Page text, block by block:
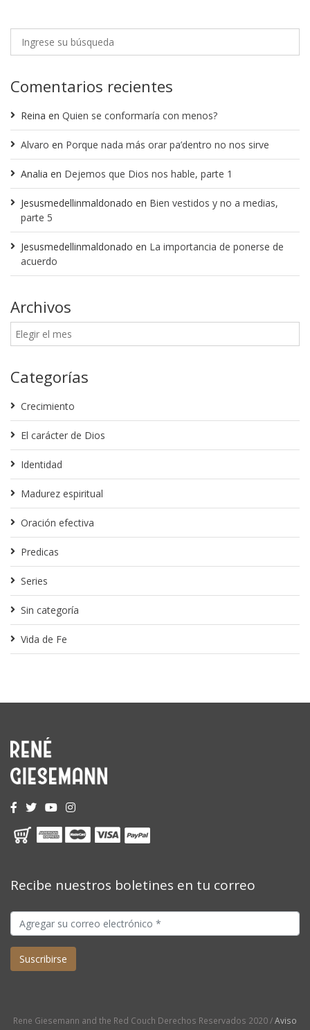
Comentarios recientes
Reina en Quien se conformaría con menos?
Alvaro en Porque nada más orar pa’dentro no nos sirve
Analia en Dejemos que Dios nos hable, parte 1
Jesusmedellinmaldonado en Bien vestidos y no a medias,
parte 5
Jesusmedellinmaldonado en La importancia de ponerse de
acuerdo
Archivos
Categorías
Crecimiento
El carácter de Dios
Identidad
Madurez espiritual
Oración efectiva
Predicas
Series
Sin categoría
Vida de Fe
Recibe nuestros boletines en tu correo
Rene Giesemann and the Red Couch Derechos Reservados 2020 /Aviso